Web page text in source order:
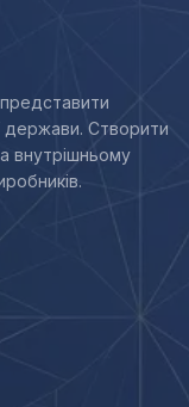
представити
держави. Створити
внутрішньому